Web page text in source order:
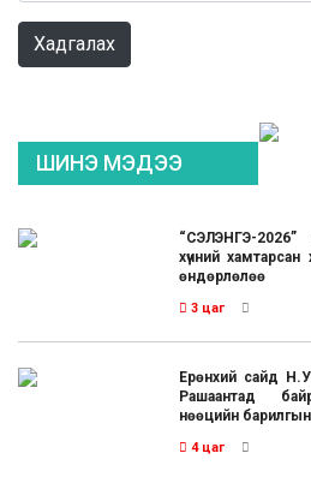
Хадгалах
ШИНЭ МЭДЭЭ
“СЭЛЭНГЭ-
хүчний
өндөрлөлөө
3 цаг
Ерөнхий сайд
Рашаантад
нөөцийн
4 цаг